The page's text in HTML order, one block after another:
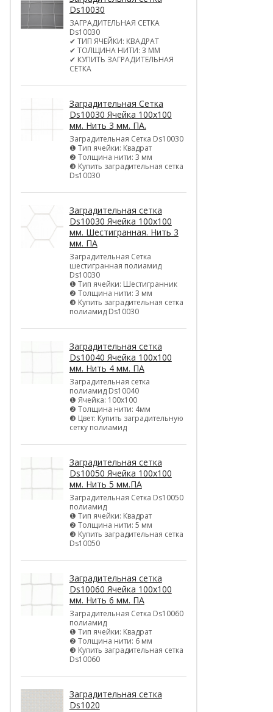
Ds10030
ЗАГРАДИТЕЛЬНАЯ СЕТКА
Ds10030
✔ ТИП ЯЧЕЙКИ: КВАДРАТ
✔ ТОЛЩИНА НИТИ: 3 ММ
✔ КУПИТЬ ЗАГРАДИТЕЛЬНАЯ
СЕТКА
Заградительная Сетка
Ds10030 Ячейка 100х100
мм. Нить 3 мм. ПА.
Заградительная Сетка Ds10030
❶ Тип ячейки: Квадрат
❷ Толщина нити: 3 мм
❸ Купить заградительная сетка
Ds10030
Заградительная сетка
Ds10030 Ячейка 100х100
мм. Шестигранная. Нить 3
мм. ПА
Заградительная Сетка
шестигранная полиамид
Ds10030
❶ Тип ячейки: Шестигранник
❷ Толщина нити: 3 мм
❸ Купить заградительная сетка
полиамид Ds10030
Заградительная сетка
Ds10040 Ячейка 100х100
мм. Нить 4 мм. ПА
Заградительная сетка
полиамид Ds10040
❶ Ячейка: 100х100
❷ Толщина нити: 4мм
❸ Цвет: Купить заградительную
сетку полиамид
Заградительная сетка
Ds10050 Ячейка 100х100
мм. Нить 5 мм.ПА
Заградительная Сетка Ds10050
полиамид
❶ Тип ячейки: Квадрат
❷ Толщина нити: 5 мм
❸ Купить заградительная сетка
Ds10050
Заградительная сетка
Ds10060 Ячейка 100х100
мм. Нить 6 мм. ПА
Заградительная Сетка Ds10060
полиамид
❶ Тип ячейки: Квадрат
❷ Толщина нити: 6 мм
❸ Купить заградительная сетка
Ds10060
Заградительная сетка
Ds1020